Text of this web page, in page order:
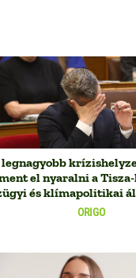
ORIGO
el nyaralni a
és klímapolitikai